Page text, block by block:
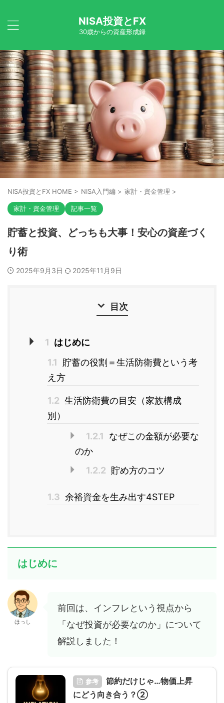
NISA投資とFX
30歳からの資産形成録
NISA投資とFX HOME > NISA入門編 > 家計・資金管理 >
家計・資金管理 記事一覧
貯蓄と投資、どっちも大事！安心の資産づく
り術
2025年9月3日 2025年11月9日
目次
1 はじめに
1.1
貯蓄の役割＝生活防衛費という考
え方
1.2 生活防衛費の目安（家族構成
別）
1.2.1
なぜこの金額が必要な
のか
1.2.2 貯め方のコツ
1.3 余裕資金を生み出す4STEP
はじめに
ほっし
前回は、インフレという視点から
「なぜ投資が必要なのか」について
解説しました！
参考
節約だけじゃ…物価上昇
にどう向き合う？②